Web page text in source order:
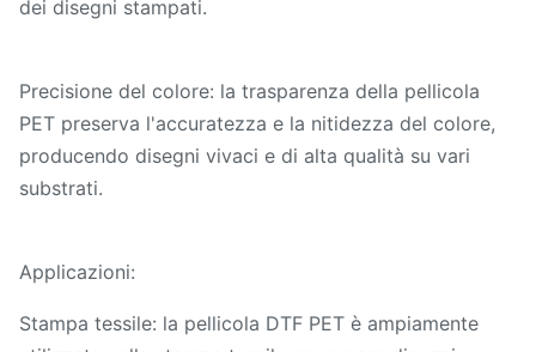
dei disegni stampati.
Precisione del colore: la trasparenza della pellicola
PET preserva l'accuratezza e la nitidezza del colore,
producendo disegni vivaci e di alta qualità su vari
substrati.
Applicazioni:
Stampa tessile: la pellicola DTF PET è ampiamente